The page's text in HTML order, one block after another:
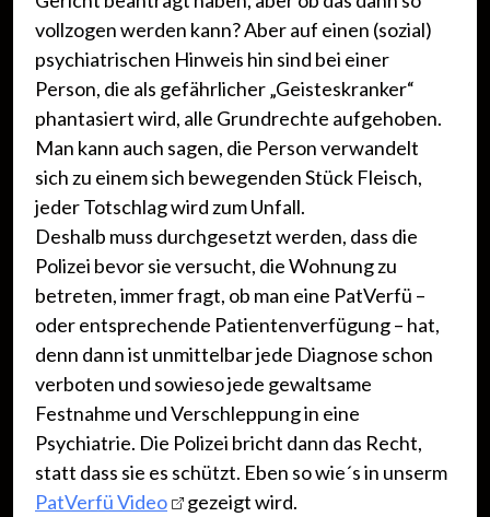
vollzogen werden kann? Aber auf einen (sozial)
psychiatrischen Hinweis hin sind bei einer
Person, die als gefährlicher „Geisteskranker“
phantasiert wird, alle Grundrechte aufgehoben.
Man kann auch sagen, die Person verwandelt
sich zu einem sich bewegenden Stück Fleisch,
jeder Totschlag wird zum Unfall.
Deshalb muss durchgesetzt werden, dass die
Polizei bevor sie versucht, die Wohnung zu
betreten, immer fragt, ob man eine PatVerfü –
oder entsprechende Patientenverfügung – hat,
denn dann ist unmittelbar jede Diagnose schon
verboten und sowieso jede gewaltsame
Festnahme und Verschleppung in eine
Psychiatrie. Die Polizei bricht dann das Recht,
statt dass sie es schützt. Eben so wie´s in unserm
PatVerfü Video
gezeigt wird.